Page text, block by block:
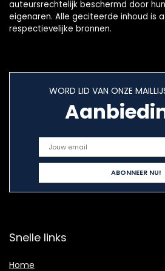
auteursrechtelijk beschermd door
eigenaren. Alle geciteerde inhoud is
respectievelijke bronnen.
WORD LID VAN ONZE
Snelle links
Home